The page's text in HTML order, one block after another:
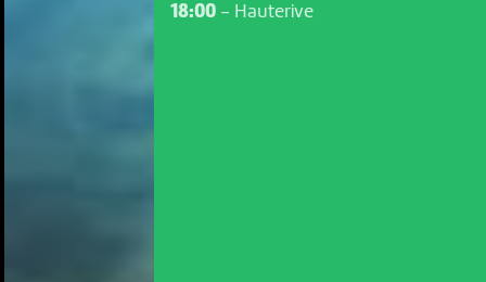
18:00- Hauterive